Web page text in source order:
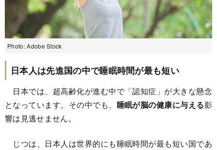
Photo: Adobe Stock
日本人は先進国の中で睡眠時間が最も短い
日本では、超高齢化が進む中で「認知症」が大きな懸念
となっています。その中でも、 睡眠が脳の健康に与える影
響は見逃せません。
じつは、日本人は世界的にも睡眠時間が最も短い国であ